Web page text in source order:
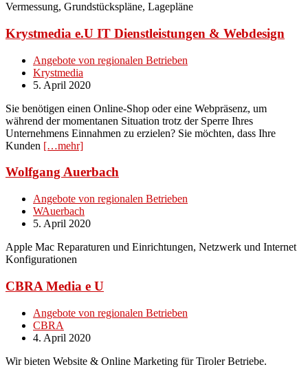
Vermessung, Grundstückspläne, Lagepläne
Krystmedia e.U IT Dienstleistungen & Webdesign
Angebote von regionalen Betrieben
Krystmedia
5. April 2020
Sie benötigen einen Online-Shop oder eine Webpräsenz, um
während der momentanen Situation trotz der Sperre Ihres
Unternehmens Einnahmen zu erzielen? Sie möchten, dass Ihre
Kunden […mehr]
Wolfgang Auerbach
Angebote von regionalen Betrieben
WAuerbach
5. April 2020
Apple Mac Reparaturen und Einrichtungen, Netzwerk und Internet
Konfigurationen
CBRA Media e U
Angebote von regionalen Betrieben
CBRA
4. April 2020
Wir bieten Website & Online Marketing für Tiroler Betriebe.